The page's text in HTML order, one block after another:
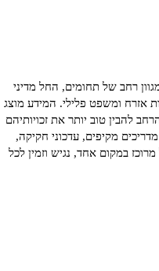
רחב של תחומים, החל מדיני
אזרח ומשפט פלילי. המידע מוצג
להבין טוב יותר את זכויותיהם
מקיפים, עדכוני חקיקה,
במקום אחד, נגיש וזמין לכל